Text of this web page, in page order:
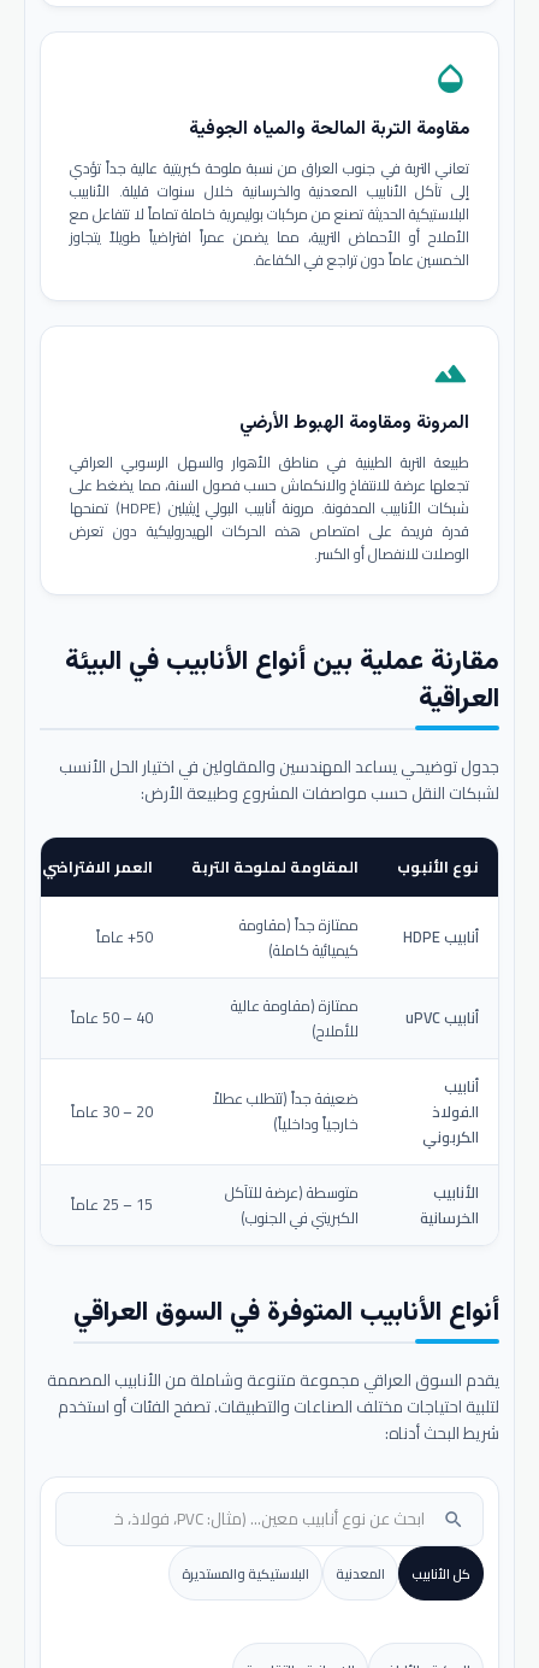
opacity
مقاومة التربة المالحة والمياه الجوفية
تعاني التربة في جنوب العراق من نسبة ملوحة كبريتية عالية جداً تؤدي
إلى تآكل الأنابيب المعدنية والخرسانية خلال سنوات قليلة. الأنابيب
البلاستيكية الحديثة تصنع من مركبات بوليمرية خاملة تماماً لا تتفاعل مع
الأملاح أو الأحماض التربية، مما يضمن عمراً افتراضياً طويلاً يتجاوز
الخمسين عاماً دون تراجع في الكفاءة.
terrain
المرونة ومقاومة الهبوط الأرضي
طبيعة التربة الطينية في مناطق الأهوار والسهل الرسوبي العراقي
تجعلها عرضة للانتفاخ والانكماش حسب فصول السنة، مما يضغط على
شبكات الأنابيب المدفونة. مرونة أنابيب البولي إيثيلين (HDPE) تمنحها
قدرة فريدة على امتصاص هذه الحركات الهيدروليكية دون تعرض
الوصلات للانفصال أو الكسر.
مقارنة عملية بين أنواع الأنابيب في البيئة
العراقية
جدول توضيحي يساعد المهندسين والمقاولين في اختيار الحل الأنسب
لشبكات النقل حسب مواصفات المشروع وطبيعة الأرض:
نوع الأنبوب المقاومة لملوحة التربة العمر الافتراضي
أنابيب HDPE
ممتازة جداً (مقاومة
كيميائية كاملة)
50+ عاماً
أنابيب uPVC
ممتازة (مقاومة عالية
للأملاح)
40 – 50 عاماً
أنابيب
الفولاذ
الكربوني
ضعيفة جداً (تتطلب عطلاً
خارجياً وداخلياً)
20 – 30 عاماً
الأنابيب
الخرسانية
متوسطة (عرضة للتآكل
الكبريتي في الجنوب)
15 – 25 عاماً
أنواع الأنابيب المتوفرة في السوق العراقي
يقدم السوق العراقي مجموعة متنوعة وشاملة من الأنابيب المصممة
لتلبية احتياجات مختلف الصناعات والتطبيقات. تصفح الفئات أو استخدم
شريط البحث أدناه:
search
كل الأنابيب المعدنية البلاستيكية والمستديرة